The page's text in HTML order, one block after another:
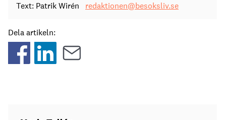
Text: Patrik Wirén redaktionen@besoksliv.se
Dela artikeln: